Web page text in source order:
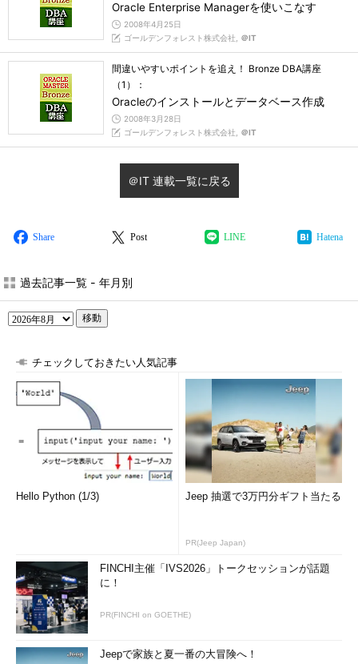
Oracle Enterprise Managerを使いこなす
2008年4月25日
ゴールデンフォレスト株式会社, ＠IT
間違いやすいポイントを追え！ Bronze DBA講座
（1）：
Oracleのインストールとデータベース作成
2008年3月28日
ゴールデンフォレスト株式会社, ＠IT
＠IT 連載一覧に戻る
Share Post LINE Hatena
過去記事一覧 - 年月別
移動
チェックしておきたい人気記事
Hello Python (1/3) Jeep 抽選で3万円分ギフト当たる
PR(Jeep Japan)
FINCHI主催「IVS2026」トークセッションが話題
に！
PR(FINCHI on GOETHE)
Jeepで家族と夏一番の大冒険へ！